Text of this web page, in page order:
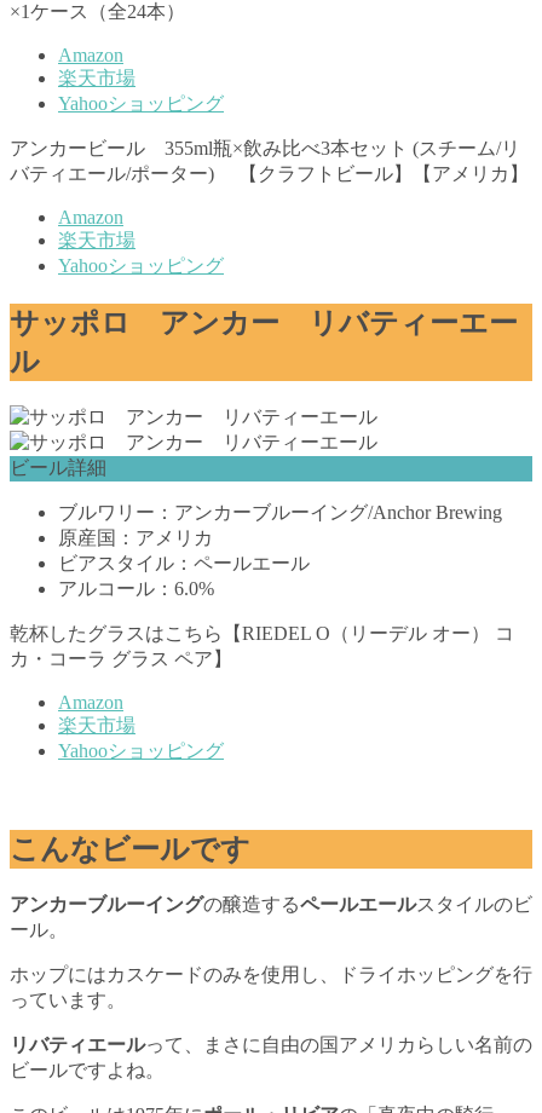
×1ケース（全24本）
Amazon
楽天市場
Yahooショッピング
アンカービール 355ml瓶×飲み比べ3本セット (スチーム/リ
バティエール/ポーター) 【クラフトビール】【アメリカ】
Amazon
楽天市場
Yahooショッピング
サッポロ アンカー リバティーエー
ル
ビール詳細
ブルワリー：アンカーブルーイング/Anchor Brewing
原産国：アメリカ
ビアスタイル：ペールエール
アルコール：6.0%
乾杯したグラスはこちら【RIEDEL O（リーデル オー） コ
カ・コーラ グラス ペア】
Amazon
楽天市場
Yahooショッピング
こんなビールです
アンカーブルーイングの醸造するペールエールスタイルのビ
ール。
ホップにはカスケードのみを使用し、ドライホッピングを行
っています。
リバティエールって、まさに自由の国アメリカらしい名前の
ビールですよね。